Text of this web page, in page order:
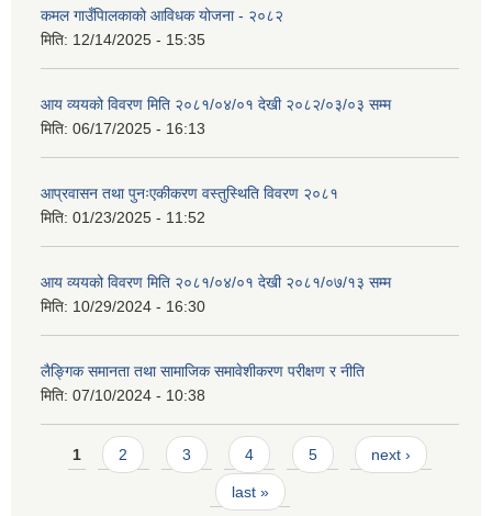
कमल गाउँपािलकाको आविधक योजना - २०८२
मिति: 12/14/2025 - 15:35
आय व्ययको विवरण मिति २०८१/०४/०१ देखी २०८२/०३/०३ सम्म
मिति: 06/17/2025 - 16:13
आप्रवासन तथा पुनःएकीकरण वस्तुस्थिति विवरण २०८१
मिति: 01/23/2025 - 11:52
आय व्ययको विवरण मिति २०८१/०४/०१ देखी २०८१/०७/१३ सम्म
मिति: 10/29/2024 - 16:30
लैङ्गिक समानता तथा सामाजिक समावेशीकरण परीक्षण र नीति
मिति: 07/10/2024 - 10:38
Pages
1 2 3 4 5 next ›
last »